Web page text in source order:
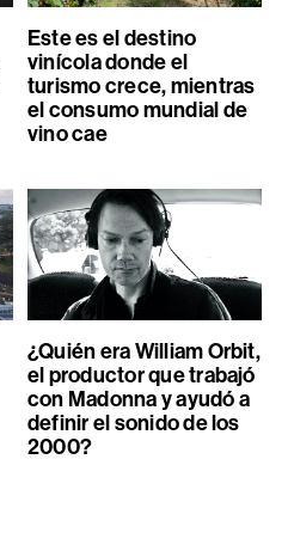
Este es el destino
vinícola donde el
turismo crece, mientras
el consumo mundial de
vino cae
¿Quién era William Orbit,
el productor que trabajó
con Madonna y ayudó a
definir el sonido de los
2000?